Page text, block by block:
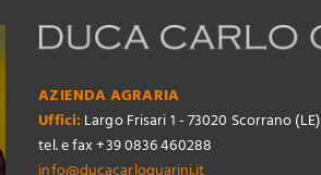
AZIENDA AGRARIA
Uffici: Largo Frisari 1 - 73020 Scorrano (LE)
tel. e fax +39 0836 460288